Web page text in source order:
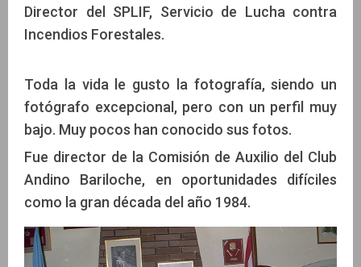
Director del SPLIF, Servicio de Lucha contra
Incendios Forestales.
Toda la vida le gusto la fotografía, siendo un
fotógrafo excepcional, pero con un perfil muy
bajo. Muy pocos han conocido sus fotos.
Fue director de la Comisión de Auxilio del Club
Andino Bariloche, en oportunidades difíciles
como la gran década del año 1984.